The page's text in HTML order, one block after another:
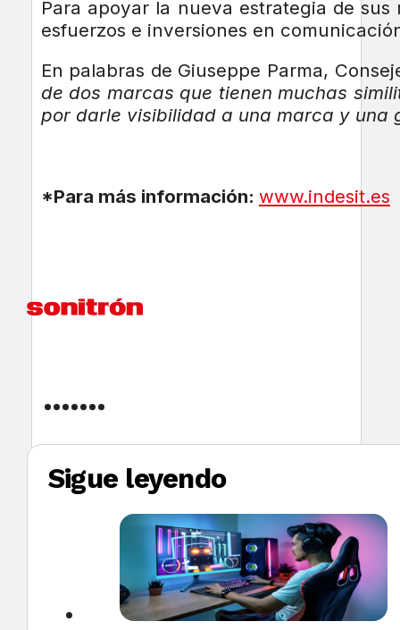
Para apoyar la nueva estrategia de
esfuerzos e inversiones en
En palabras de Giuseppe Parma,
de dos marcas que tienen muchas
por darle visibilidad a una marca y una
*Para más información: www.indesit.es
Sigue leyendo